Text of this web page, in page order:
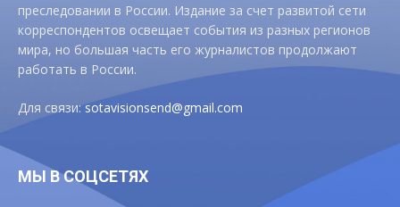
преследовании в России. Издание за счет развитой сети
корреспондентов освещает события из разных регионов
мира, но большая часть его журналистов продолжают
работать в России.
Для связи:sotavisionsend@gmail.com
МЫ В СОЦСЕТЯХ